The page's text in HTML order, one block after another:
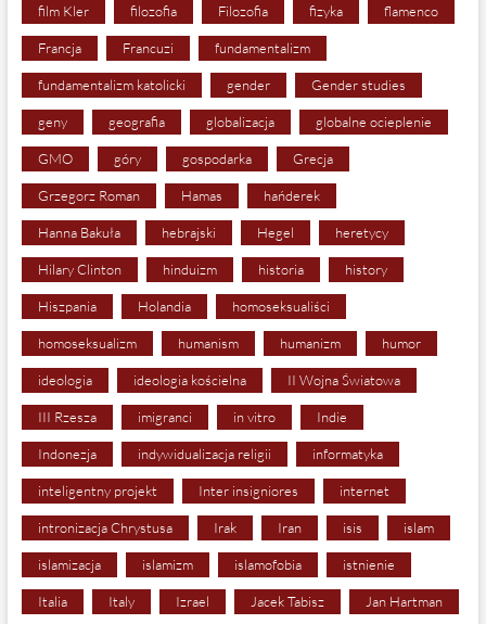
film Kler filozofia Filozofia fizyka flamenco
Francja Francuzi fundamentalizm
fundamentalizm katolicki gender Gender studies
geny geografia globalizacja globalne ocieplenie
GMO góry gospodarka Grecja
Grzegorz Roman Hamas hańderek
Hanna Bakuła hebrajski Hegel heretycy
Hilary Clinton hinduizm historia history
Hiszpania Holandia homoseksualiści
homoseksualizm humanism humanizm humor
ideologia ideologia kościelna II Wojna Światowa
III Rzesza imigranci in vitro Indie
Indonezja indywidualizacja religii informatyka
inteligentny projekt Inter insigniores internet
intronizacja Chrystusa Irak Iran isis islam
islamizacja islamizm islamofobia istnienie
Italia Italy Izrael Jacek Tabisz Jan Hartman